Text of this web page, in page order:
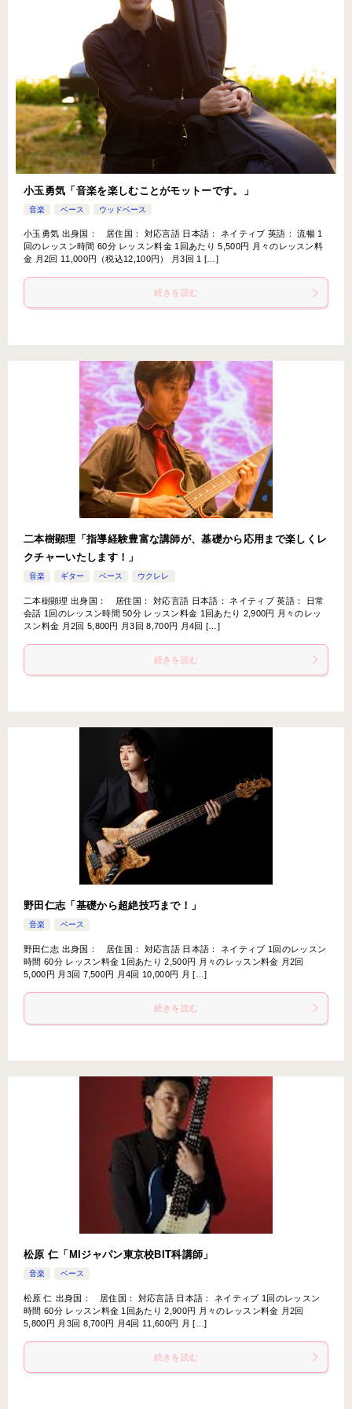
小玉勇気「音楽を楽しむことがモットーです。」
音楽 ベース ウッドベース
小玉勇気 出身国： 居住国： 対応言語 日本語： ネイティブ 英語： 流暢 1
回のレッスン時間 60分 レッスン料金 1回あたり 5,500円 月々のレッスン料
金 月2回 11,000円（税込12,100円） 月3回 1 […]
続きを読む
二本樹顕理「指導経験豊富な講師が、基礎から応用まで楽しくレ
クチャーいたします！」
音楽 ギター ベース ウクレレ
二本樹顕理 出身国： 居住国： 対応言語 日本語： ネイティブ 英語： 日常
会話 1回のレッスン時間 50分 レッスン料金 1回あたり 2,900円 月々のレッ
スン料金 月2回 5,800円 月3回 8,700円 月4回 […]
続きを読む
野田仁志「基礎から超絶技巧まで！」
音楽 ベース
野田仁志 出身国： 居住国： 対応言語 日本語： ネイティブ 1回のレッスン
時間 60分 レッスン料金 1回あたり 2,500円 月々のレッスン料金 月2回
5,000円 月3回 7,500円 月4回 10,000円 月 […]
続きを読む
松原 仁「MIジャパン東京校BIT科講師」
音楽 ベース
松原 仁 出身国： 居住国： 対応言語 日本語： ネイティブ 1回のレッスン
時間 60分 レッスン料金 1回あたり 2,900円 月々のレッスン料金 月2回
5,800円 月3回 8,700円 月4回 11,600円 月 […]
続きを読む